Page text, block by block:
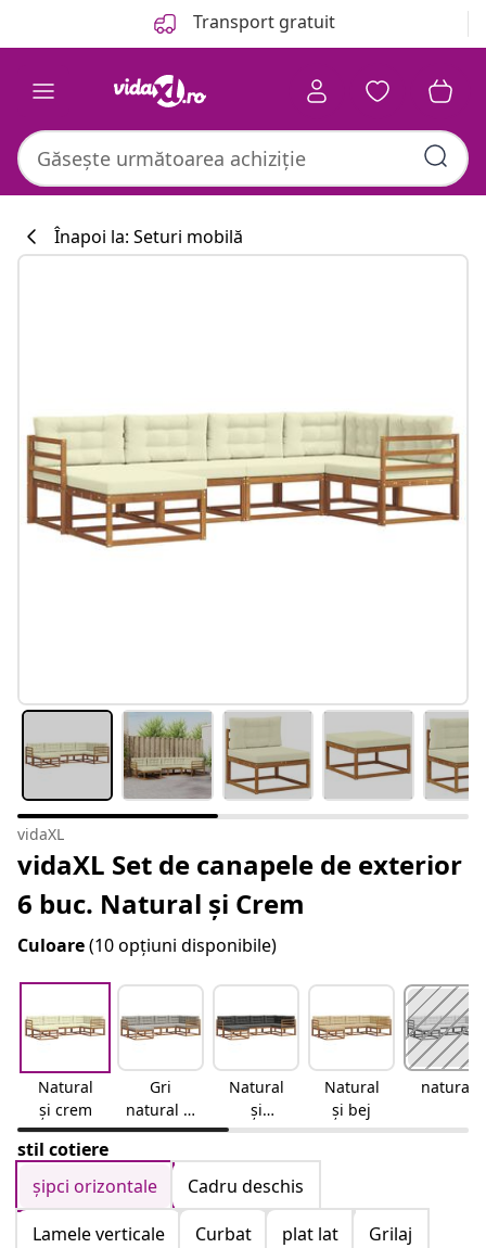
Transport gratuit
Înapoi la: Seturi mobilă
vidaXL
vidaXL Set de canapele de exterior
6 buc. Natural și Crem
Culoare(10 opțiuni disponibile)
Natural
și crem
Gri
natural și
deschis
Natural
și
antracit
Natural
și bej
natural
stil cotiere
șipci orizontale
Cadru deschis
Lamele verticale
Curbat plat lat
Grilaj